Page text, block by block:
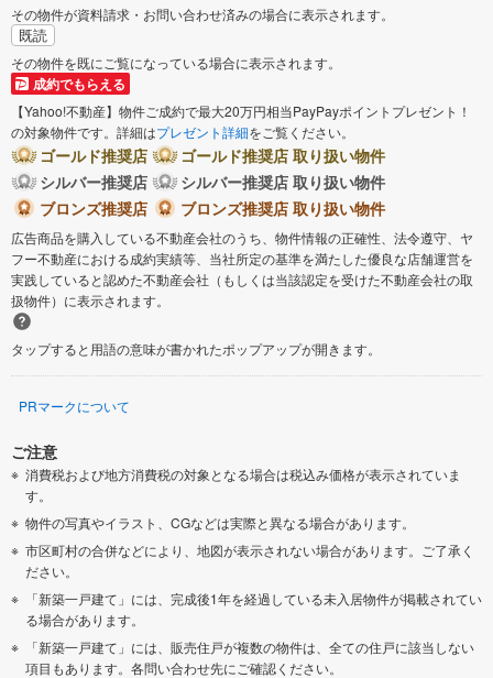
その物件が資料請求・お問い合わせ済みの場合に表示されます。
既読
その物件を既にご覧になっている場合に表示されます。
成約でもらえる
【Yahoo!不動産】物件ご成約で最大20万円相当PayPayポイントプレゼント！
の対象物件です。詳細はプレゼント詳細をご覧ください。
ゴールド推奨店
ゴールド推奨店 取り扱い物件
シルバー推奨店
シルバー推奨店 取り扱い物件
ブロンズ推奨店
ブロンズ推奨店 取り扱い物件
広告商品を購入している不動産会社のうち、物件情報の正確性、法令遵守、ヤ
フー不動産における成約実績等、当社所定の基準を満たした優良な店舗運営を
実践していると認めた不動産会社（もしくは当該認定を受けた不動産会社の取
扱物件）に表示されます。
タップすると用語の意味が書かれたポップアップが開きます。
PRマークについて
ご注意
消費税および地方消費税の対象となる場合は税込み価格が表示されていま
す。
物件の写真やイラスト、CGなどは実際と異なる場合があります。
市区町村の合併などにより、地図が表示されない場合があります。ご了承く
ださい。
「新築一戸建て」には、完成後1年を経過している未入居物件が掲載されてい
る場合があります。
「新築一戸建て」には、販売住戸が複数の物件は、全ての住戸に該当しない
項目もあります。各問い合わせ先にご確認ください。